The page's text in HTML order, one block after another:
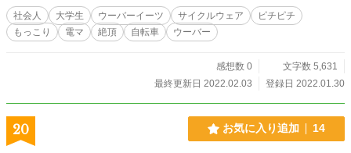
社会人 大学生 ウーバーイーツ サイクルウェア
ピチピチ
もっこり
電マ 絶頂 自転車 ウーバー
感想数 0
文字数 5,631
最終更新日 2022.02.03
登録日 2022.01.30
20 お気に入り追加 14